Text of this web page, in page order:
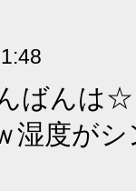
ばんは☆
湿度が